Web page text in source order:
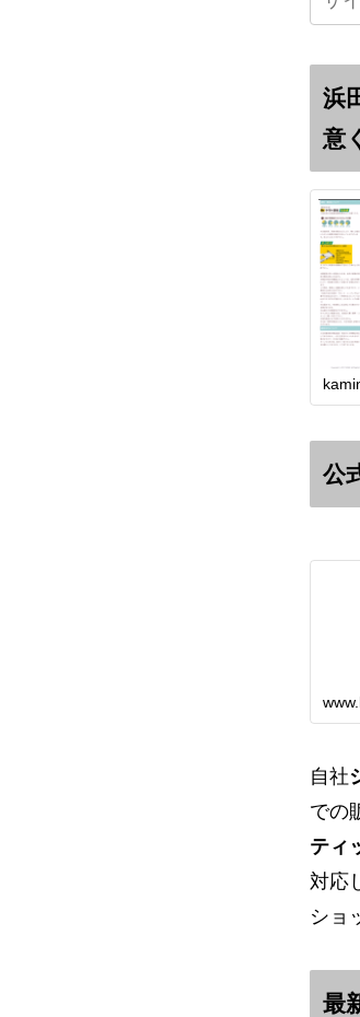
浜
意
公
自社
での
ティ
対応
ショ
最